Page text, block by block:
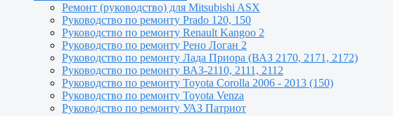
Ремонт (руководство) для Mitsubishi ASX
Руководство по ремонту Prado 120, 150
Руководство по ремонту Renault Kangoo 2
Руководство по ремонту Рено Логан 2
Руководство по ремонту Лада Приора (ВАЗ 2170, 2171, 2172)
Руководство по ремонту ВАЗ-2110, 2111, 2112
Руководство по ремонту Toyota Сorolla 2006 - 2013 (150)
Руководство по ремонту Toyota Venza
Руководство по ремонту УАЗ Патриот